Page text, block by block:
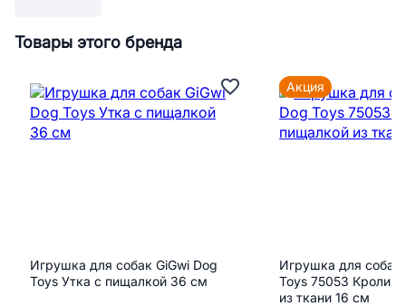
Товары этого бренда
Игрушка для собак GiGwi Dog
Toys Утка с пищалкой 36 см
Игрушка для собак
Toys 75053 Кролик
из ткани 16 см
Акция